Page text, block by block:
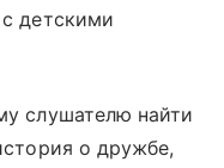
детскими
слушателю найти
о дружбе,